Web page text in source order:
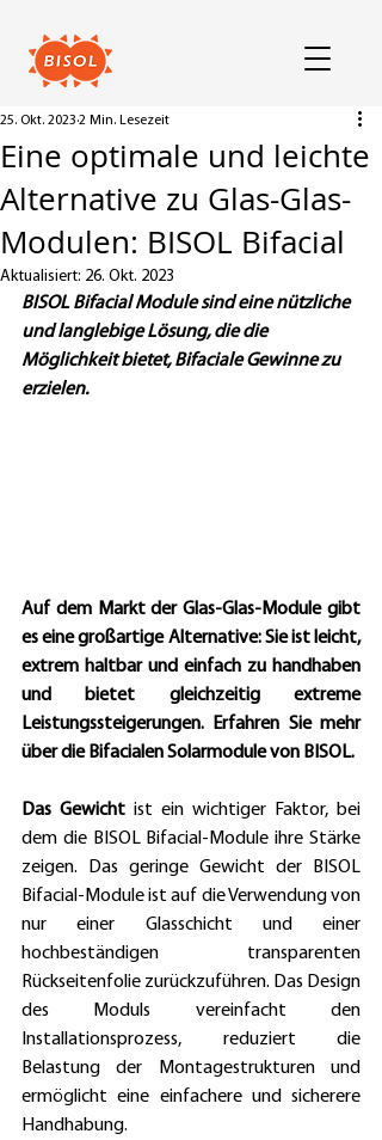
Eine optimale und leichte
Alternative zu Glas-Glas-
Modulen: BISOL Bifacial
25. Okt. 2023 2 Min. Lesezeit
Aktualisiert: 26. Okt. 2023
BISOL Bifacial Module sind eine nützliche
und langlebige Lösung, die die
Möglichkeit bietet, Bifaciale Gewinne zu
erzielen.
Auf dem Markt der Glas-Glas-Module gibt
es eine großartige Alternative: Sie ist leicht,
extrem haltbar und einfach zu handhaben
und bietet gleichzeitig extreme
Leistungssteigerungen. Erfahren Sie mehr
über die Bifacialen Solarmodule von BISOL.
Das Gewicht ist ein wichtiger Faktor, bei
dem die BISOL Bifacial-Module ihre Stärke
zeigen. Das geringe Gewicht der BISOL
Bifacial-Module ist auf die Verwendung von
nur einer Glasschicht und einer
hochbeständigen transparenten
Rückseitenfolie zurückzuführen. Das Design
des Moduls vereinfacht den
Installationsprozess, reduziert die
Belastung der Montagestrukturen und
ermöglicht eine einfachere und sicherere
Handhabung.